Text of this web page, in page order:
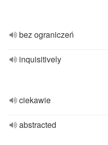
bez ograniczeń
inquisitively
ciekawie
abstracted